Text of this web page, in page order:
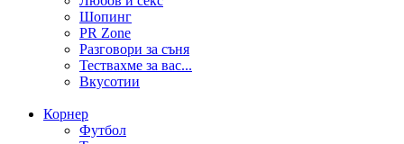
Шопинг
PR Zone
Разговори за съня
Тествахме за вас...
Вкусотии
Корнер
Футбол